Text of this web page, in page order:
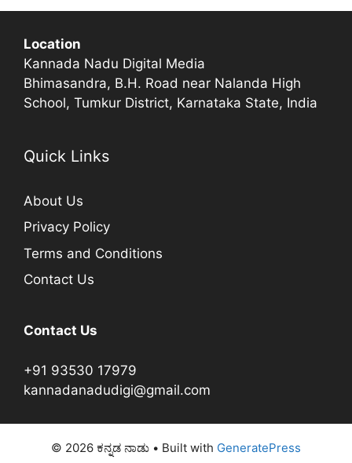
Location
Kannada Nadu Digital Media
Bhimasandra, B.H. Road near Nalanda High
School, Tumkur District, Karnataka State, India
Quick Links
About Us
Privacy Policy
Terms and Conditions
Contact Us
Contact Us
+91 93530 17979
kannadanadudigi@gmail.com
© 2026 ಕನ್ನಡ ನಾಡು • Built with GeneratePress